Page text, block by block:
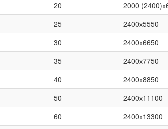
20
2000
25
2400х5550
30
2400х6650
35
2400х7750
40
2400х8850
50
2400х11100
60
2400х13300